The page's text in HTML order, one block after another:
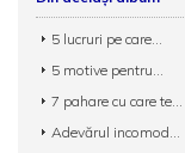
5 lucruri pe care...
5 motive pentru...
7 pahare cu care te...
Adevărul incomod...